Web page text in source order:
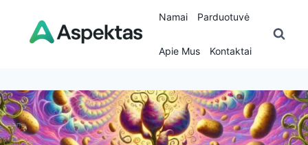
content
Namai Parduotuvė
Apie Mus Kontaktai